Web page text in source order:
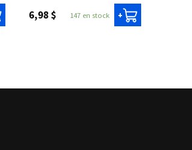
6,98 $ 147 en stock +